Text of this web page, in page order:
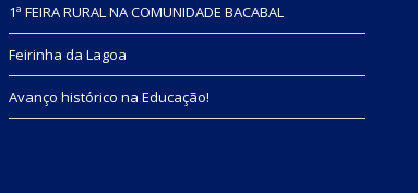
1ª FEIRA RURAL NA COMUNIDADE BACABAL
Feirinha da Lagoa
Avanço histórico na Educação!